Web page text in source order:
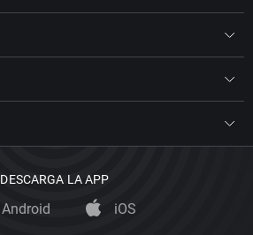
DESCARGA LA APP
Android iOS